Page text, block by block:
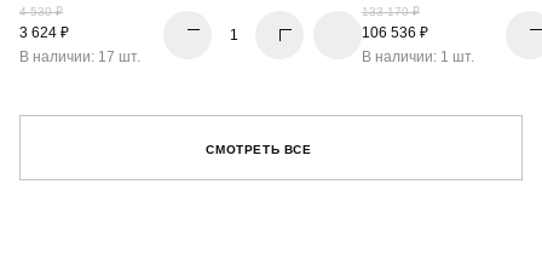
4 530 ₽
3 624 ₽
В наличии: 17 шт.
133 170 ₽
106 536 ₽
В наличии: 1 шт.
СМОТРЕТЬ ВСЕ